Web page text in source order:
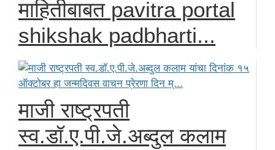
माहितीबाबत pavitra portal
shikshak padbharti...
माजी राष्ट्रपती
स्व.डॉ.ए.पी.जे.अब्दुल कलाम